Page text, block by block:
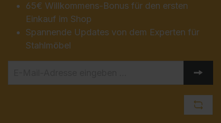
65€ Willkommens-Bonus für den ersten
Einkauf im Shop
Spannende Updates von dem Experten für
Stahlmöbel